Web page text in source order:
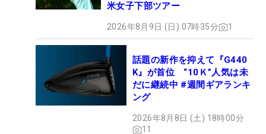
米女子下部ツアー
2026年8月9日 (日) 07時35分 1
話題の新作を抑えて『G440
K』が首位 “10Ｋ”人気は未
だに継続中 #週間ギアランキ
ング
2026年8月8日 (土) 18時00分
11